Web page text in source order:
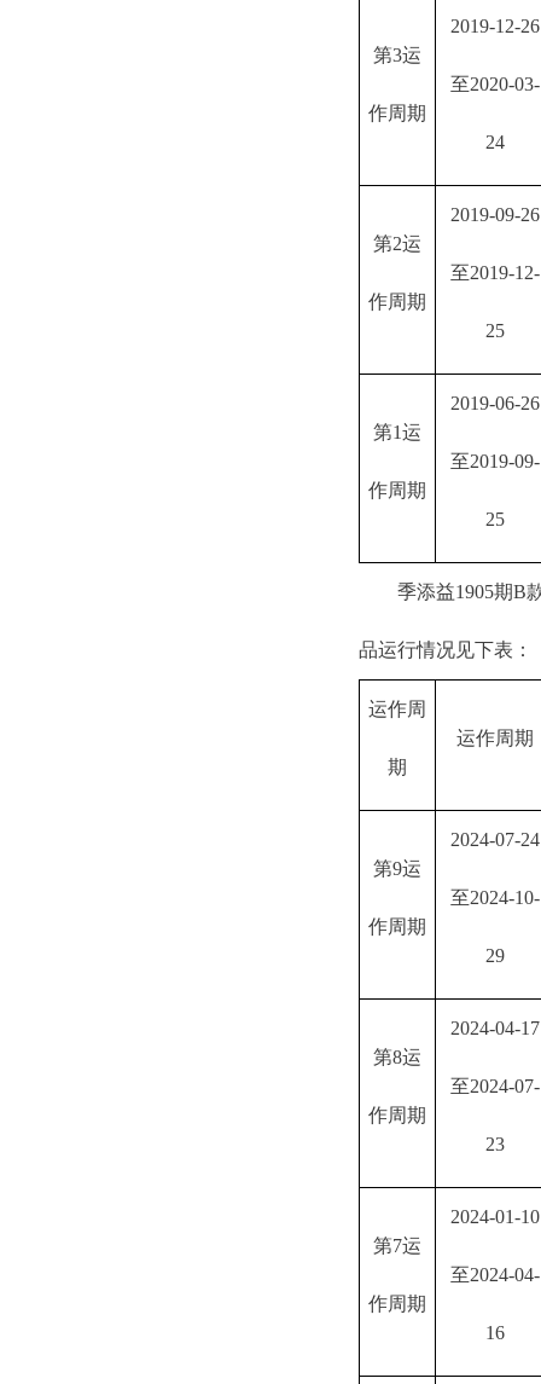
第3运
作周期
2019-12-26
至2020-03-
24
第2运
作周期
2019-09-26
至2019-12-
25
第1运
作周期
2019-06-26
至2019-09-
25
季添益1905期B
品运行情况见下表：
运作周
期
运作周期
第9运
作周期
2024-07-24
至2024-10-
29
第8运
作周期
2024-04-17
至2024-07-
23
第7运
作周期
2024-01-10
至2024-04-
16